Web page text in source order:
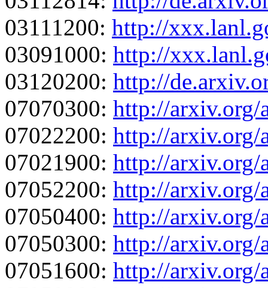
03111200: http://
03091000: http://
03120200: http://
07070300: http://arxiv.org/
07022200: http://arxiv.org/
07021900: http://arxiv.org/
07052200: http://arxiv.org/
07050400: http://arxiv.org/
07050300: http://arxiv.org/
07051600: http://arxiv.org/